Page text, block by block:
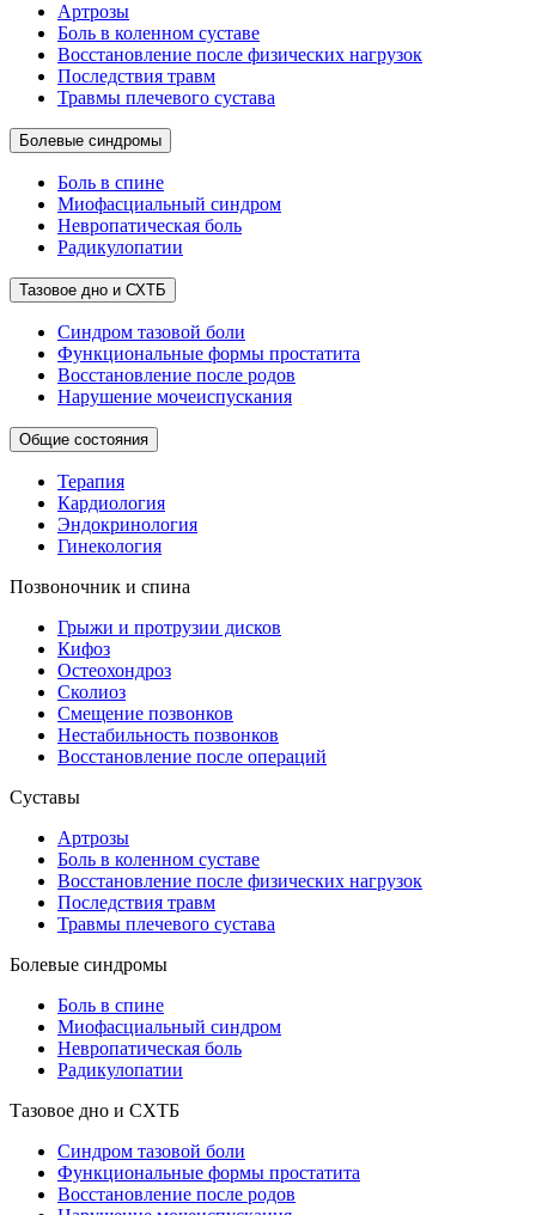
Артрозы
Боль в коленном суставе
Восстановление после физических нагрузок
Последствия травм
Травмы плечевого сустава
Болевые синдромы
Боль в спине
Миофасциальный синдром
Невропатическая боль
Радикулопатии
Тазовое дно и СХТБ
Синдром тазовой боли
Функциональные формы простатита
Восстановление после родов
Нарушение мочеиспускания
Общие состояния
Терапия
Кардиология
Эндокринология
Гинекология
Позвоночник и спина
Грыжи и протрузии дисков
Кифоз
Остеохондроз
Сколиоз
Смещение позвонков
Нестабильность позвонков
Восстановление после операций
Суставы
Артрозы
Боль в коленном суставе
Восстановление после физических нагрузок
Последствия травм
Травмы плечевого сустава
Болевые синдромы
Боль в спине
Миофасциальный синдром
Невропатическая боль
Радикулопатии
Тазовое дно и СХТБ
Синдром тазовой боли
Функциональные формы простатита
Восстановление после родов